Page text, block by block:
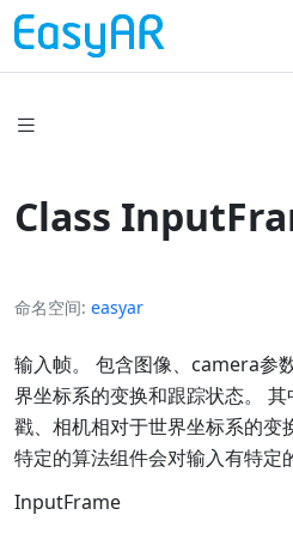
Class
命名空间 easyar
输入帧。 包含图像、camera参
界坐标系的变换和跟踪状态。
戳、相机相对于世界坐标系的变
特定的算法组件会对输入有特定
InputFrame